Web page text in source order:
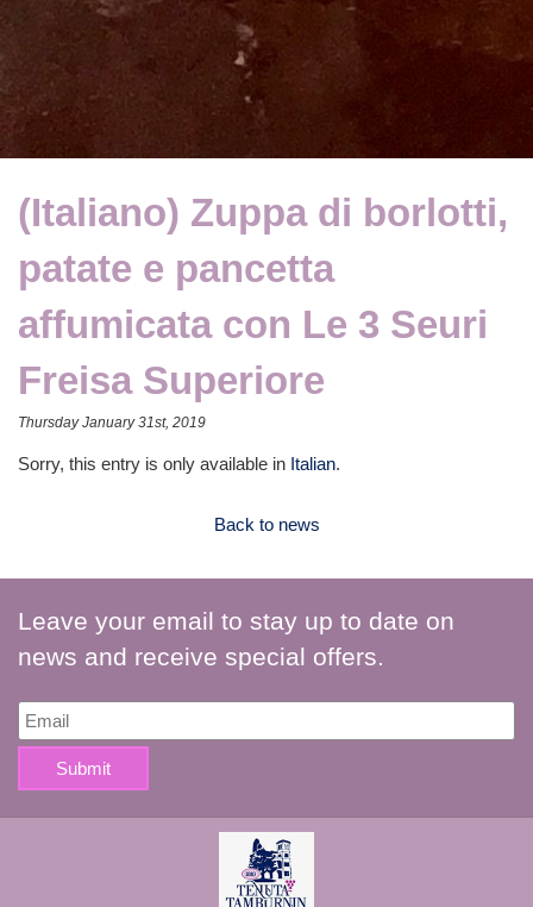
(Italiano) Zuppa di borlotti,
patate e pancetta
affumicata con Le 3 Seuri
Freisa Superiore
Thursday January 31st, 2019
Sorry, this entry is only available in Italian.
Back to news
Leave your email to stay up to date on
news and receive special offers.